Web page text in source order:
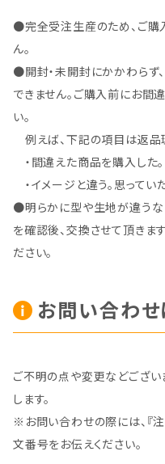
●完全受注生産のため、ご購
ん。
●開封・未開封にかかわらず
できません。ご購入前にお間
い。
例えば、下記の項目は返品
・間違えた商品を購入した。
・イメージと違う。思って
●明らかに型や生地が違うな
を確認後、交換させて頂きま
ださい。
お問い合わせ
ご不明の点や変更などござい
します。
※お問い合わせの際には、『
文番号をお伝えください。